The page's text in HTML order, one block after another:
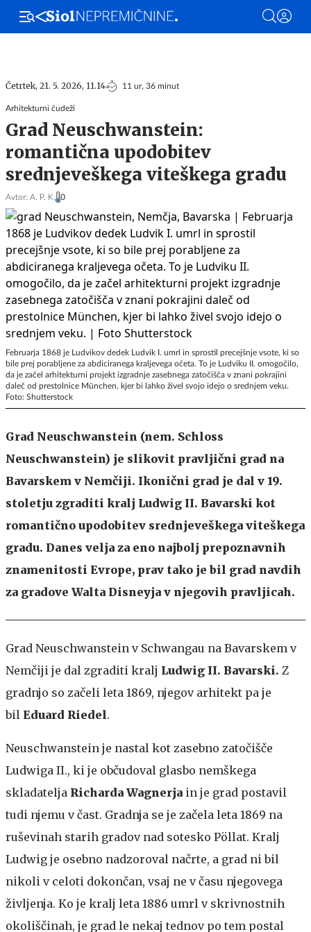
Stanovanja Hiše Ljubljana Maribor Zadnji